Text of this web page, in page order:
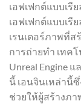
เอฟเฟกต์แบบเรี
เอฟเฟกต์แบบเ
เรนเดอร์ภาพที่ส
การถ่ายทำ เทค
Unreal Engine
นี้ เอนจินเหล่านี้
ช่วยให้ผู้สร้างภ